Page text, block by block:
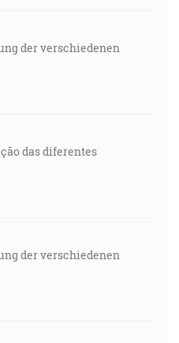
der verschiedenen
das diferentes
der verschiedenen